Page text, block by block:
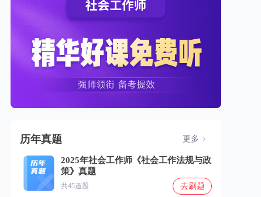
历年真题 更多
2025年社会工作师《社会工作法规与政
策》真题
共45道题 去刷题